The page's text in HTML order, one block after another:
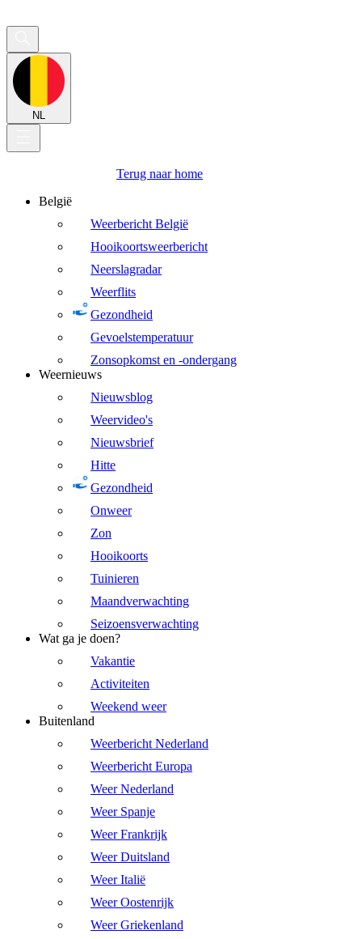
NL
Terug naar home
België
Weerbericht België
Hooikoortsweerbericht
Neerslagradar
Weerflits
Gezondheid
Gevoelstemperatuur
Zonsopkomst en -ondergang
Weernieuws
Nieuwsblog
Weervideo's
Nieuwsbrief
Hitte
Gezondheid
Onweer
Zon
Hooikoorts
Tuinieren
Maandverwachting
Seizoensverwachting
Wat ga je doen?
Vakantie
Activiteiten
Weekend weer
Buitenland
Weerbericht Nederland
Weerbericht Europa
Weer Nederland
Weer Spanje
Weer Frankrijk
Weer Duitsland
Weer Italië
Weer Oostenrijk
Weer Griekenland